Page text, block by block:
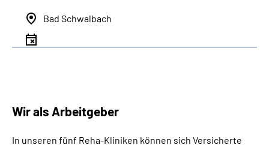
Bad Schwalbach
Wir als Arbeitgeber
In unseren fünf Reha-Kliniken können sich Versicherte